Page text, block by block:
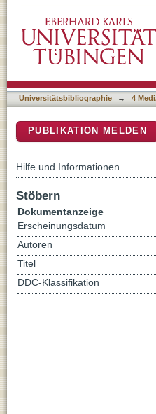
Universitätsbibliographie → 4
PUBLIKATION MELDEN
Hilfe und Informationen
Stöbern
Dokumentanzeige
Erscheinungsdatum
Autoren
Titel
DDC-Klassifikation